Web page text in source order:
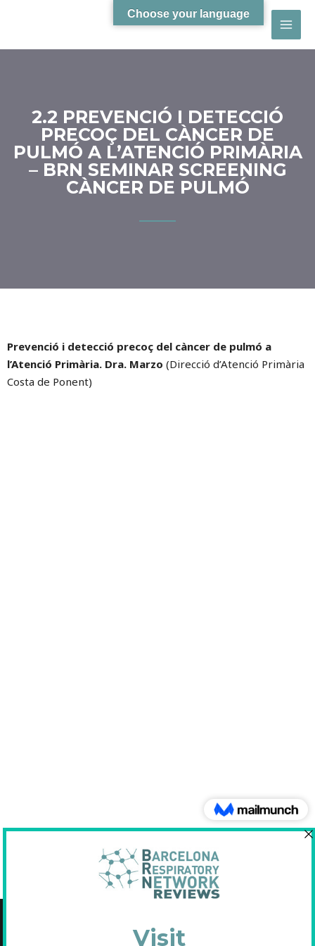
2.2 PREVENCIÓ I DETECCIÓ
PRECOÇ DEL CÀNCER DE
PULMÓ A L’ATENCIÓ PRIMÀRIA
– BRN SEMINAR SCREENING
CÀNCER DE PULMÓ
Prevenció i detecció precoç del càncer de pulmó a
l’Atenció Primària. Dra. Marzo (Direcció d’Atenció Primària
Costa de Ponent)
C/Diputació, 297 2n 2a - 08009 Barcelona
Choose your language